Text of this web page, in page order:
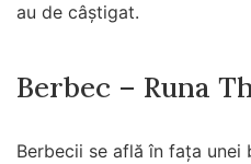
au de câștigat.
Berbec – Runa
Berbecii se află în fața unei